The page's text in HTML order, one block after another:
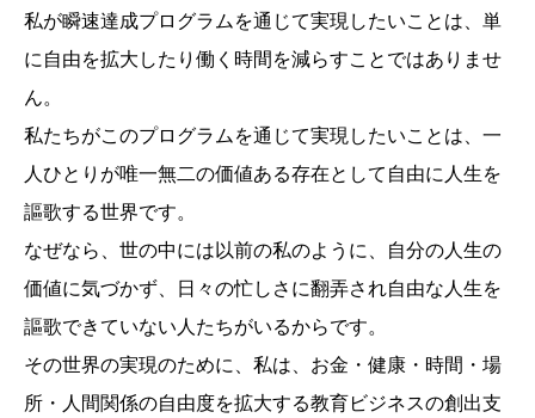
私が瞬速達成プログラムを通じて実現したいことは、単
に自由を拡大したり働く時間を減らすことではありませ
ん。
私たちがこのプログラムを通じて実現したいことは、一
人ひとりが唯一無二の価値ある存在として自由に人生を
謳歌する世界です。
なぜなら、世の中には以前の私のように、自分の人生の
価値に気づかず、日々の忙しさに翻弄され自由な人生を
謳歌できていない人たちがいるからです。
その世界の実現のために、私は、お金・健康・時間・場
所・人間関係の自由度を拡大する教育ビジネスの創出支